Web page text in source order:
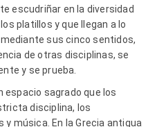
escudriñar en la diversidad
platillos y que llegan a lo
sus cinco sentidos,
de otras disciplinas, se
y se prueba.
espacio sagrado que los
disciplina, los
música. En la Grecia antigua